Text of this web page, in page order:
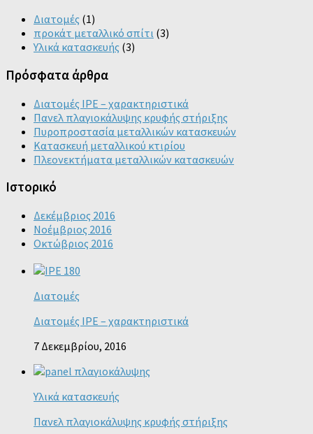
Διατομές (1)
προκάτ μεταλλικό σπίτι (3)
Υλικά κατασκευής (3)
Πρόσφατα άρθρα
Διατομές IPE – χαρακτηριστικά
Πανελ πλαγιοκάλυψης κρυφής στήριξης
Πυροπροστασία μεταλλικών κατασκευών
Κατασκευή μεταλλικού κτιρίου
Πλεονεκτήματα μεταλλικών κατασκευών
Ιστορικό
Δεκέμβριος 2016
Νοέμβριος 2016
Οκτώβριος 2016
Διατομές
Διατομές IPE – χαρακτηριστικά
7 Δεκεμβρίου, 2016
Υλικά κατασκευής
Πανελ πλαγιοκάλυψης κρυφής στήριξης